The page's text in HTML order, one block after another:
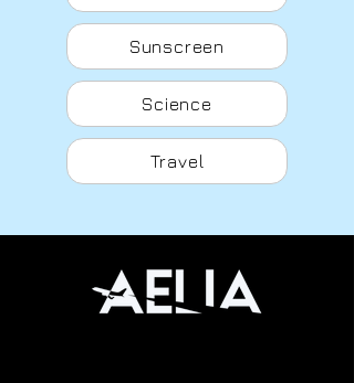
Sunscreen
Science
Travel